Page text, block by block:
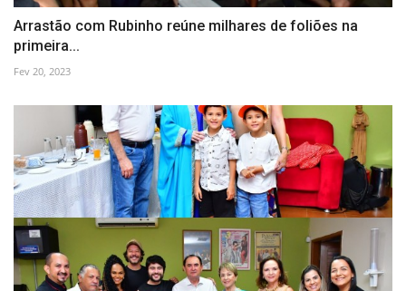
Arrastão com Rubinho reúne milhares de foliões na
primeira...
Fev 20, 2023